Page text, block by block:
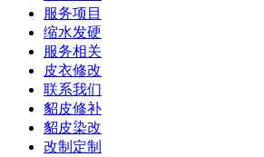
服务项目
缩水发硬
服务相关
皮衣修改
联系我们
貂皮修补
貂皮染改
改制定制